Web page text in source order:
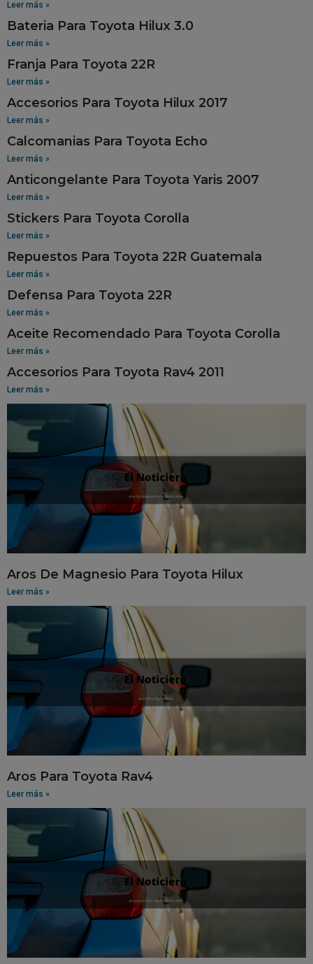
Leer más »
Bateria Para Toyota Hilux 3.0
Leer más »
Franja Para Toyota 22R
Leer más »
Accesorios Para Toyota Hilux 2017
Leer más »
Calcomanias Para Toyota Echo
Leer más »
Anticongelante Para Toyota Yaris 2007
Leer más »
Stickers Para Toyota Corolla
Leer más »
Repuestos Para Toyota 22R Guatemala
Leer más »
Defensa Para Toyota 22R
Leer más »
Aceite Recomendado Para Toyota Corolla
Leer más »
Accesorios Para Toyota Rav4 2011
Leer más »
Aros De Magnesio Para Toyota Hilux
Leer más »
Aros Para Toyota Rav4
Leer más »